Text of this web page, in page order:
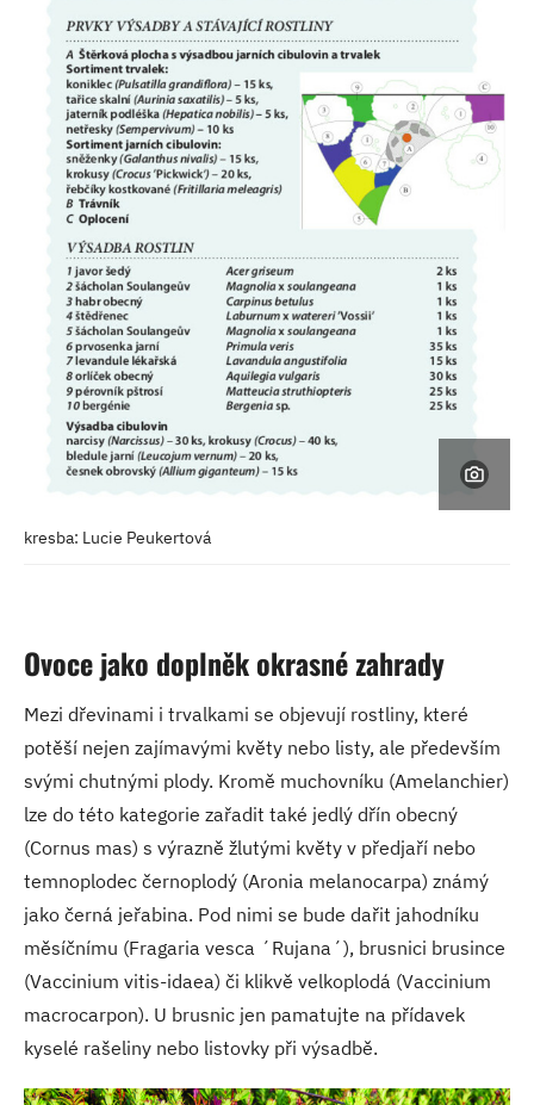
kresba: Lucie Peukertová
Ovoce jako doplněk okrasné zahrady
Mezi dřevinami i trvalkami se objevují rostliny, které
potěší nejen zajímavými květy nebo listy, ale především
svými chutnými plody. Kromě muchovníku (Amelanchier)
lze do této kategorie zařadit také jedlý dřín obecný
(Cornus mas) s výrazně žlutými květy v předjaří nebo
temnoplodec černoplodý (Aronia melanocarpa) známý
jako černá jeřabina. Pod nimi se bude dařit jahodníku
měsíčnímu (Fragaria vesca ´Rujana´), brusnici brusince
(Vaccinium vitis-idaea) či klikvě velkoplodá (Vaccinium
macrocarpon). U brusnic jen pamatujte na přídavek
kyselé rašeliny nebo listovky při výsadbě.